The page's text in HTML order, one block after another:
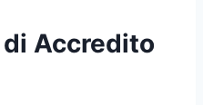
Accredito